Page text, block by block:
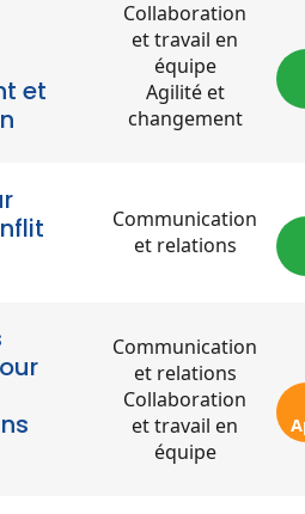
et
Collaboration
et travail en
équipe
Agilité et
changement
Communication
et relations
Communication
et relations
Collaboration
et travail en
équipe